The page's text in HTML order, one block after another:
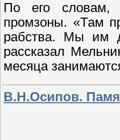
По его словам,
промзоны. «Там
рабства. Мы им
рассказал
месяца
В.Н.Осипов.